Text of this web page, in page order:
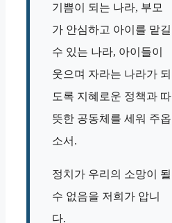
기쁨이 되는 나라, 부모
가 안심하고 아이를 맡길
수 있는 나라, 아이들이
웃으며 자라는 나라가 되
도록 지혜로운 정책과 따
뜻한 공동체를 세워 주옵
소서.
정치가 우리의 소망이 될
수 없음을 저희가 압니
다.